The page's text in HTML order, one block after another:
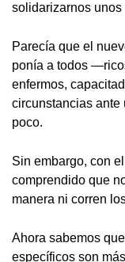
solidarizarnos unos
Parecía que el
ponía a todos
enfermos,
circunstancias ante
poco.
Sin embargo, con
comprendido que
manera ni corren
Ahora sabemos
específicos son